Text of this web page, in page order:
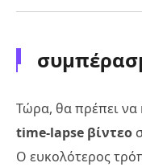
Τώρα, θα πρέπει
time-lapse βίντεο
Ο ευκολότερος